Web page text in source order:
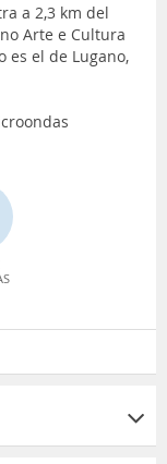
a 2,3 km del
Arte e Cultura
es el de Lugano,